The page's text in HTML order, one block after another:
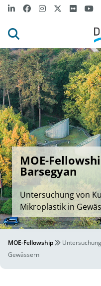
MOE-
Barsegyan
Untersuchung von
Mikroplastik in
MOE-Fellowship
Gewässern